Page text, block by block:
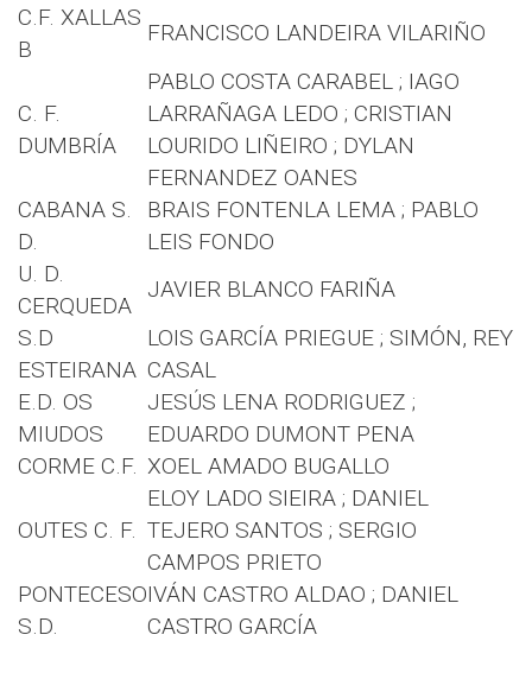
C.F. XALLAS
B
FRANCISCO LANDEIRA VILARIÑO
C. F.
DUMBRÍA
PABLO COSTA CARABEL ; IAGO
LARRAÑAGA LEDO ; CRISTIAN
LOURIDO LIÑEIRO ; DYLAN
FERNANDEZ OANES
CABANA S.
D.
BRAIS FONTENLA LEMA ; PABLO
LEIS FONDO
U. D.
CERQUEDA
JAVIER BLANCO FARIÑA
S.D
ESTEIRANA
LOIS GARCÍA PRIEGUE ; SIMÓN, REY
CASAL
E.D. OS
MIUDOS
JESÚS LENA RODRIGUEZ ;
EDUARDO DUMONT PENA
CORME C.F. XOEL AMADO BUGALLO
OUTES C. F.
ELOY LADO SIEIRA ; DANIEL
TEJERO SANTOS ; SERGIO
CAMPOS PRIETO
PONTECESO
S.D.
IVÁN CASTRO ALDAO ; DANIEL
CASTRO GARCÍA